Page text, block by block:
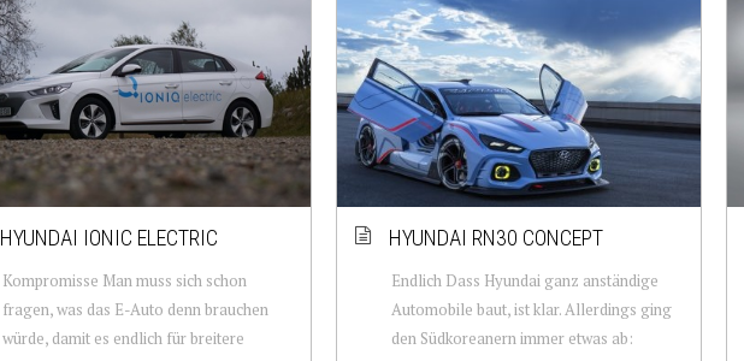
HYUNDAI IONIC ELECTRIC
Kompromisse Man muss sich schon
fragen, was das E-Auto denn brauchen
würde, damit es endlich für breitere
HYUNDAI RN30 CONCEPT
Endlich Dass Hyundai ganz anständige
Automobile baut, ist klar. Allerdings ging
den Südkoreanern immer etwas ab: